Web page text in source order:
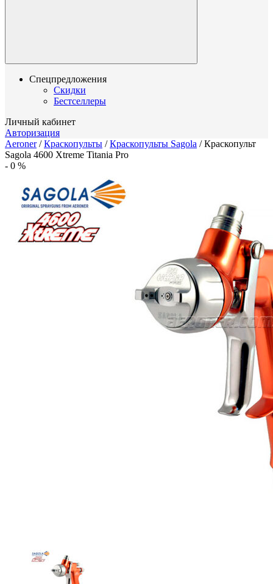
Спецпредложения
Скидки
Бестселлеры
Личный кабинет
Авторизация
Aeroner/Краскопульты /Краскопульты Sagola /Краскопульт
Sagola 4600 Xtreme Titania Pro
- 0 %